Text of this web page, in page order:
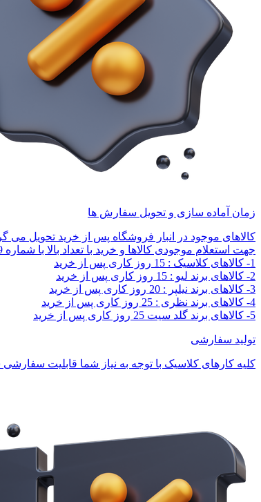
زمان آماده سازی و تحویل سفارش ها
کالاهای موجود در انبار فروشگاه پس از خرید تحویل می
جهت استعلام موجودی کالاها و خرید با تعداد بالا با شماره 02166716559 تماس بگیرید.
1- کالاهای کلاسیک : 15 روز کاری پس از خرید
2- کالاهای برند لیو : 15 روز کاری پس از خرید
3- کالاهای برند نیلپر : 20 روز کاری پس از خرید
4- کالاهای برند نظری : 25 روز کاری پس از خرید
5- کالاهای برند گلد سیت 25 روز کاری پس از خرید
تولید سفارشی
کلیه کارهای کلاسیک با توجه به نیاز شما قابلیت